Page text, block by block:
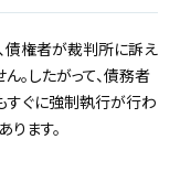
債権者が裁判所に訴え
。したがって、債務者
すぐに強制執行が行わ
ます。